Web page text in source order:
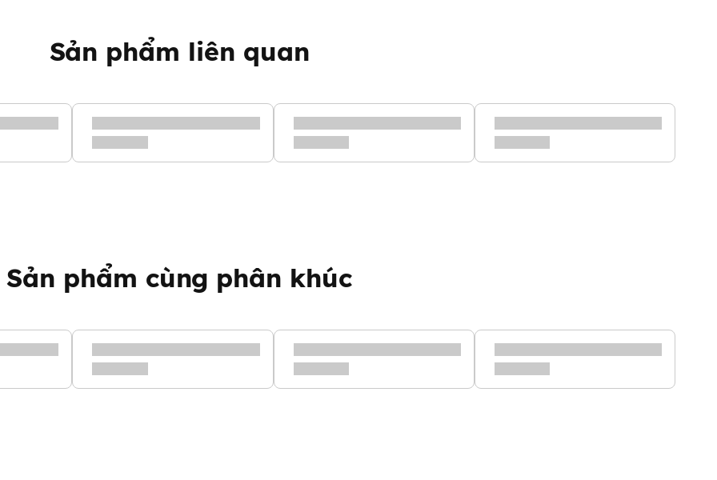
hoặc nha sĩ. Để sản phẩm
Sản phẩm liên quan
Sản phẩm cùng phân khúc